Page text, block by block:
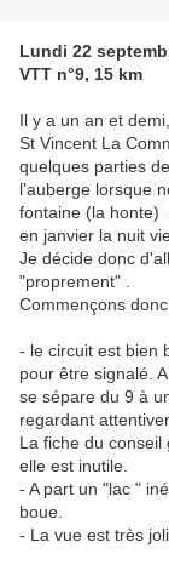
Lundi 22
VTT n°9, 15 km
Il y a un an et
St Vincent La
quelques parties
l'auberge lorsque
fontaine (la honte)
en janvier la nuit
Je décide donc
"proprement" .
Commençons
- le circuit est bien
pour être signalé.
se sépare du 9 à
regardant
La fiche du
elle est inutile.
- A part un "lac "
boue.
- La vue est très